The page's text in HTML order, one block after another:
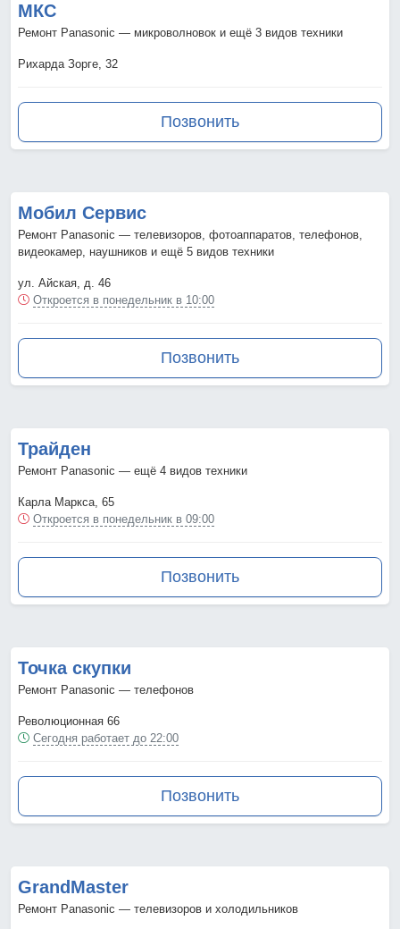
МКС
Ремонт Panasonic — микроволновок и ещё 3 видов техники
Рихарда Зорге, 32
Позвонить
Мобил Сервис
Ремонт Panasonic — телевизоров, фотоаппаратов, телефонов,
видеокамер, наушников и ещё 5 видов техники
ул. Айская, д. 46
Откроется в понедельник в 10:00
Позвонить
Трайден
Ремонт Panasonic — ещё 4 видов техники
Карла Маркса, 65
Откроется в понедельник в 09:00
Позвонить
Точка скупки
Ремонт Panasonic — телефонов
Революционная 66
Сегодня работает до 22:00
Позвонить
GrandMaster
Ремонт Panasonic — телевизоров и холодильников